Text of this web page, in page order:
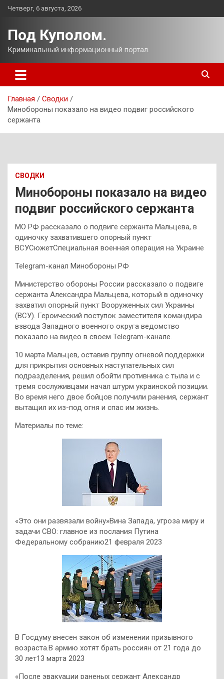
Перейти
Четверг, 6 августа, 2026
Под Куполом.
Криминальный информационный портал.
Главная
Сводки
Минобороны показало на видео подвиг российского
сержанта
СВОДКИ
Минобороны показало на видео
подвиг российского сержанта
МО РФ рассказало о подвиге сержанта Мальцева, в
одиночку захватившего опорный пункт
ВСУСюжетСпециальная военная операция на Украине
Telegram-канал Минобороны РФ
Министерство обороны России рассказало о подвиге
сержанта Александра Мальцева, который в одиночку
захватил опорный пункт Вооруженных сил Украины
(ВСУ). Героический поступок заместителя командира
взвода Западного военного округа ведомство
показало на видео в своем Telegram-канале.
10 марта Мальцев, оставив группу огневой поддержки
для прикрытия основных наступательных сил
подразделения, решил обойти противника с тыла и с
тремя сослуживцами начал штурм украинской позиции.
Во время него двое бойцов получили ранения, сержант
вытащил их из-под огня и спас им жизнь.
Материалы по теме:
«Это они развязали войну»Вина Запада, угроза миру и
задачи СВО: главное из послания Путина
Федеральному собранию21 февраля 2023
В Госдуму внесен закон об изменении призывного
возраста.В армию хотят брать россиян от 21 года до
30 лет13 марта 2023
«После эвакуации раненых сержант Александр